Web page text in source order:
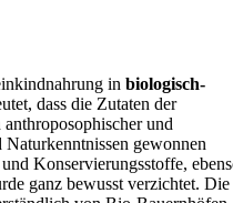
in biologisch-
dass die Zutaten der
und
gewonnen
Konservierungsstoffe,
ganz bewusst verzichtet. Die